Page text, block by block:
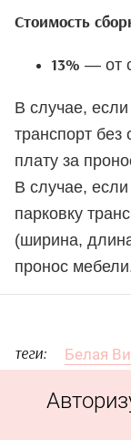
Стоимость
13% — от
В случае,
транспорт без
плату за
В случае,
парковку
(ширина,
пронос
теги: Белая